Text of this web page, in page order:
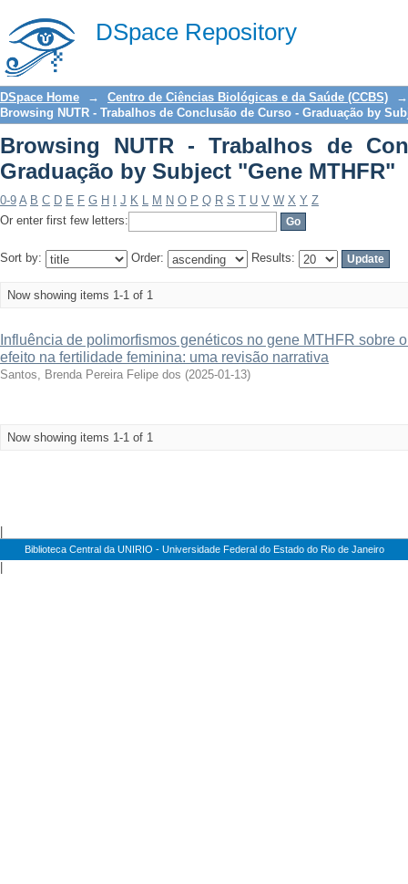
DSpace Repository
Browsing NUTR - Trabalhos de
MTHFR"
DSpace Home → Centro de Ciências Biológicas e da Saúde (CCBS)
→
Browsing NUTR - Trabalhos de Conclusão de Curso - Graduação by
Browsing NUTR - Trabalhos de
Graduação by Subject "Gene MTHFR"
0-9 A B C D E F G H J K L M N O P Q R S T U V W X Y Z
Or enter first few letters:
Sort by: Order: Results:
Now showing items 1-1 of 1
Influência de polimorfismos genéticos no gene MTHFR sobre
efeito na fertilidade feminina: uma revisão narrativa
Santos, Brenda Pereira Felipe dos (2025-01-13)
Now showing items 1-1 of 1
Biblioteca Central da UNIRIO - Universidade Federal do Estado do Rio de Janeiro